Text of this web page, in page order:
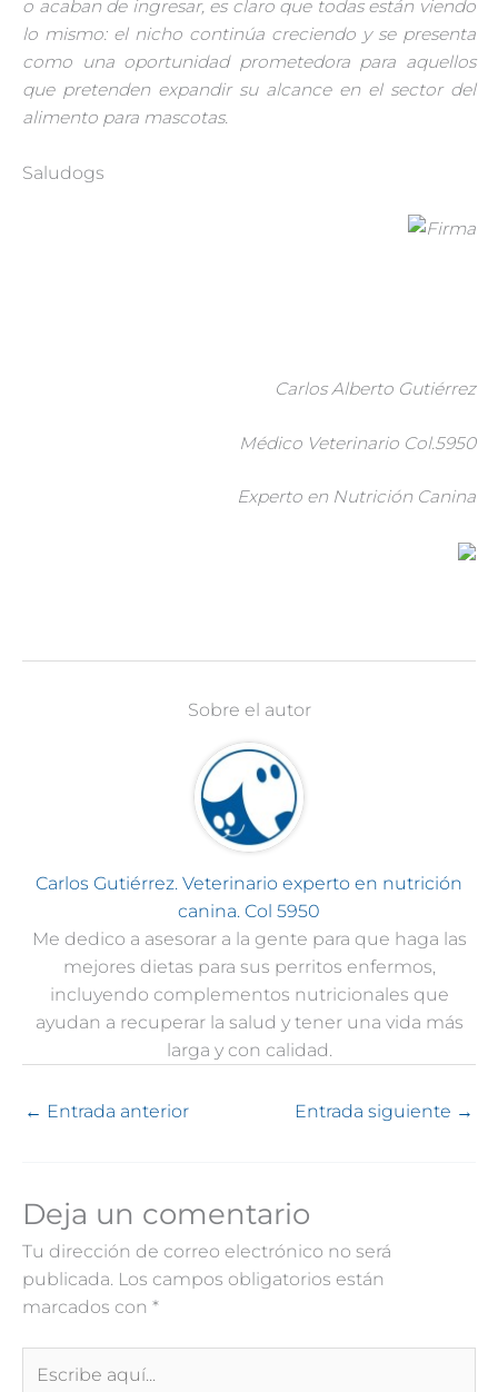
o acaban de ingresar, es claro que todas están viendo
lo mismo: el nicho continúa creciendo y se presenta
como una oportunidad prometedora para aquellos
que pretenden expandir su alcance en el sector del
alimento para mascotas.
Saludogs
Carlos Alberto Gutiérrez
Médico Veterinario Col.5950
Experto en Nutrición Canina
Sobre el autor
Carlos Gutiérrez. Veterinario experto en nutrición
canina. Col 5950
Me dedico a asesorar a la gente para que haga las
mejores dietas para sus perritos enfermos,
incluyendo complementos nutricionales que
ayudan a recuperar la salud y tener una vida más
larga y con calidad.
← Entrada anterior Entrada siguiente →
Deja un comentario
Tu dirección de correo electrónico no será
publicada. Los campos obligatorios están
marcados con *
aquí...